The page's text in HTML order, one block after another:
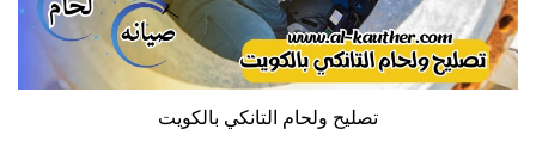
تصليح ولحام التانكي بالكويت